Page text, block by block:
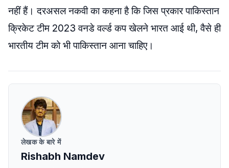
नहीं हैं। दरअसल नकवी का कहना है कि जिस प्रकार पाकिस्तान
क्रिकेट टीम 2023 वनडे वर्ल्ड कप खेलने भारत आई थी, वैसे ही
भारतीय टीम को भी पाकिस्तान आना चाहिए।
लेखक के बारे में
Rishabh Namdev